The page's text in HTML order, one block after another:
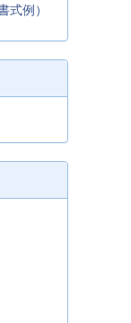
例）